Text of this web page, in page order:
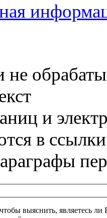
и
в
выяснить, являетесь